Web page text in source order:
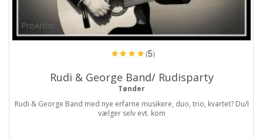
ProArtist
(5)
Rudi & George Band/ Rudisparty
Tønder
Rudi & George Band med nye erfarne musikere, duo, trio, kvartet? Du/I
vælger selv evt. kom